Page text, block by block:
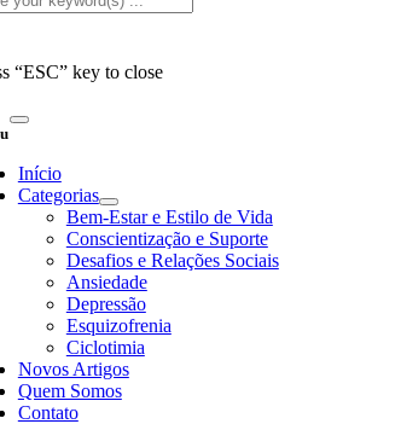
“ESC” key to close
Início
Categorias
Bem-Estar e Estilo de Vida
Conscientização e Suporte
Desafios e Relações Sociais
Ansiedade
Depressão
Esquizofrenia
Ciclotimia
Novos Artigos
Quem Somos
Contato